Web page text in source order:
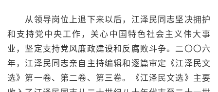
从领导岗位上退下来以后，江泽民同志坚决拥护
和支持党中央工作，关心中国特色社会主义伟大事
业，坚定支持党风廉政建设和反腐败斗争。二〇〇六
年，江泽民同志亲自主持编辑和逐篇审定《江泽民文
选》第一卷、第二卷、第三卷。《江泽民文选》主要